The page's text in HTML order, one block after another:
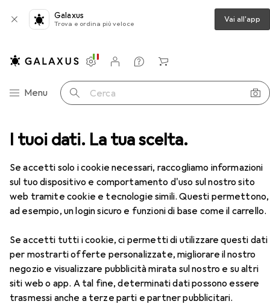
I tuoi dati. La tua scelta.
Se accetti solo i cookie necessari, raccogliamo informazioni
sul tuo dispositivo e comportamento d'uso sul nostro sito
web tramite cookie e tecnologie simili. Questi permettono,
ad esempio, un login sicuro e funzioni di base come il carrello.
Se accetti tutti i cookie, ci permetti di utilizzare questi dati
per mostrarti offerte personalizzate, migliorare il nostro
negozio e visualizzare pubblicità mirata sul nostro e su altri
siti web o app. A tal fine, determinati dati possono essere
trasmessi anche a terze parti e partner pubblicitari.
Galaxus
Trova e ordina più veloce Vai all'app
Categoria Navigazione
Menu Cerca
Impostazioni
Conto cliente
Liste di confronto
Liste dei desideri
Carrello
da lavoro Scarpe da lavoro Abeba Scarpe ESD
AbebaScarpe ESD
6 dimensioni
Accessori per Abeba Scarpe ESD
Qui trovi accessori adatti per il prodotto Abeba Scarpe
ESD della categoria Suole.
Rilevanza